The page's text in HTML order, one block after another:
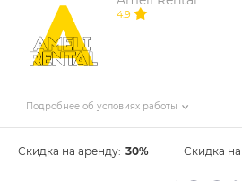
4.9
Подробнее об условиях работы
Скидка на аренду: 30% Скидка